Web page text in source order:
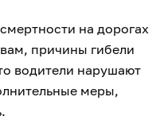
на дорогах
причины гибели
водители нарушают
меры,